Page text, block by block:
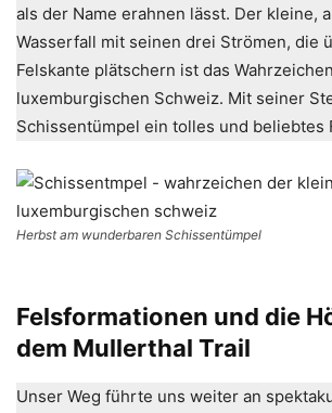
als der Name erahnen lässt. Der kleine,
Wasserfall mit seinen drei Strömen, die
Felskante plätschern ist das
luxemburgischen Schweiz. Mit seiner
Schissentümpel ein tolles und beliebtes
Herbst am wunderbaren Schissentümpel
Felsformationen und die
dem Mullerthal Trail
Unser Weg führte uns weiter an